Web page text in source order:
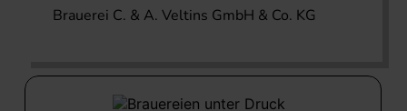
Brauerei C. & A. Veltins GmbH & Co. KG